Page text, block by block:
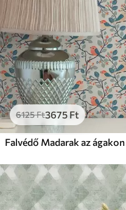
6125Ft3675 Ft